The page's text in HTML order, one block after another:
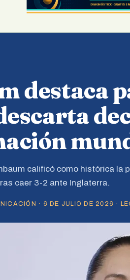
destaca
calificó como histórica la
caer 3-2 ante Inglaterra.
· 6 DE JULIO DE 2026 ·